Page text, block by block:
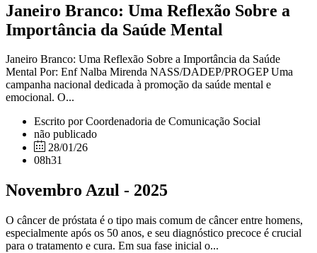
Janeiro Branco: Uma Reflexão Sobre a
Importância da Saúde Mental
Janeiro Branco: Uma Reflexão Sobre a Importância da Saúde
Mental Por: Enf Nalba Mirenda NASS/DADEP/PROGEP Uma
campanha nacional dedicada à promoção da saúde mental e
emocional. O...
Escrito por Coordenadoria de Comunicação Social
não publicado
28/01/26
08h31
Novembro Azul - 2025
O câncer de próstata é o tipo mais comum de câncer entre homens,
especialmente após os 50 anos, e seu diagnóstico precoce é crucial
para o tratamento e cura. Em sua fase inicial o...